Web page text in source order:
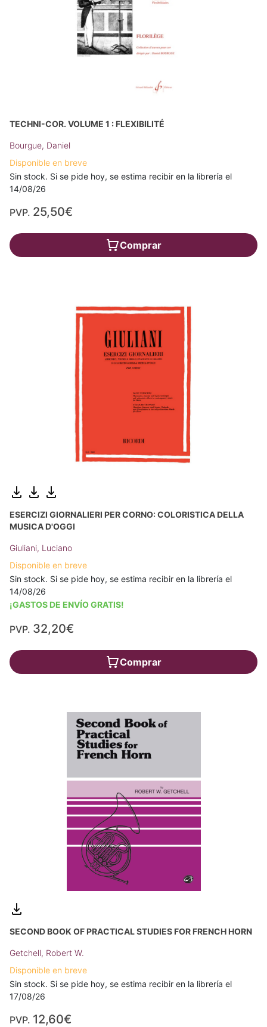
TECHNI-COR. VOLUME 1 : FLEXIBILITÉ
Bourgue, Daniel
Disponible en breve
Sin stock. Si se pide hoy, se estima recibir en la librería el
14/08/26
PVP. 25,50€
Comprar
ESERCIZI GIORNALIERI PER CORNO: COLORISTICA DELLA
MUSICA D'OGGI
Giuliani, Luciano
Disponible en breve
Sin stock. Si se pide hoy, se estima recibir en la librería el
14/08/26
¡GASTOS DE ENVÍO GRATIS!
PVP. 32,20€
Comprar
SECOND BOOK OF PRACTICAL STUDIES FOR FRENCH HORN
Getchell, Robert W.
Disponible en breve
Sin stock. Si se pide hoy, se estima recibir en la librería el
17/08/26
PVP. 12,60€